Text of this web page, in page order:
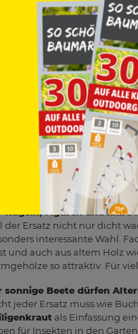
den klassischen Buchs-
nah am typischen
Euonymus fortunei
einfügen. Bei Ilex
heißen
aber nicht für jeden
niedrige Hecken und
Du vor allem eine
wie Lonicera
als schnittverträglich und
und verträgt auch etwas
wird. So lassen
Kugeln, Figuren und klare
der Ersatz nicht nur dicht
interessante Wahl.
und auch aus altem Holz
so attraktiv. Für
sonnige Beete dürfen
jeder Ersatz muss wie
als Einfassung
für Insekten in den